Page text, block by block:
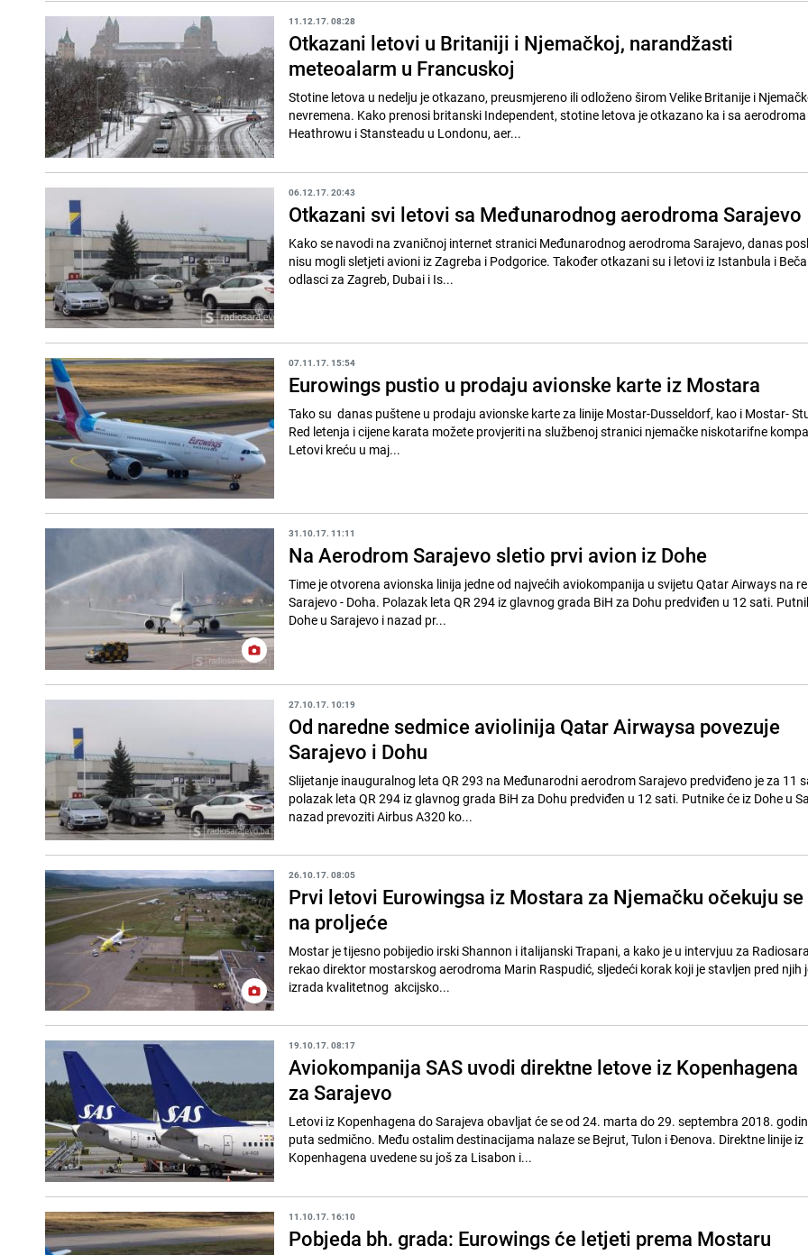
11.12.17. 08:28
Otkazani letovi u Britaniji i Njemačkoj, narandžasti
meteoalarm u Francuskoj
Stotine letova u nedelju je otkazano, preusmjereno ili odloženo širom Velike Britanije i
nevremena. Kako prenosi britanski Independent, stotine letova je otkazano ka i sa aerodroma
Heathrowu i Stansteadu u Londonu, aer...
06.12.17. 20:43
Otkazani svi letovi sa Međunarodnog aerodroma Sarajevo
Kako se navodi na zvaničnoj internet stranici Međunarodnog aerodroma Sarajevo, danas
nisu mogli sletjeti avioni iz Zagreba i Podgorice. Također otkazani su i letovi iz Istanbula i
odlasci za Zagreb, Dubai i Is...
07.11.17. 15:54
Eurowings pustio u prodaju avionske karte iz Mostara
Tako su danas puštene u prodaju avionske karte za linije Mostar-Dusseldorf, kao i Mostar-
Red letenja i cijene karata možete provjeriti na službenoj stranici njemačke niskotarifne
Letovi kreću u maj...
31.10.17. 11:11
Na Aerodrom Sarajevo sletio prvi avion iz Dohe
Time je otvorena avionska linija jedne od najvećih aviokompanija u svijetu Qatar Airways na
Sarajevo - Doha. Polazak leta QR 294 iz glavnog grada BiH za Dohu predviđen u 12 sati.
Dohe u Sarajevo i nazad pr...
27.10.17. 10:19
Od naredne sedmice aviolinija Qatar Airwaysa povezuje
Sarajevo i Dohu
Slijetanje inauguralnog leta QR 293 na Međunarodni aerodrom Sarajevo predviđeno je za 11
polazak leta QR 294 iz glavnog grada BiH za Dohu predviđen u 12 sati. Putnike će iz Dohe u
nazad prevoziti Airbus A320 ko...
26.10.17. 08:05
Prvi letovi Eurowingsa iz Mostara za Njemačku očekuju se
na proljeće
Mostar je tijesno pobijedio irski Shannon i italijanski Trapani, a kako je u intervjuu za
rekao direktor mostarskog aerodroma Marin Raspudić, sljedeći korak koji je stavljen pred njih
izrada kvalitetnog akcijsko...
19.10.17. 08:17
Aviokompanija SAS uvodi direktne letove iz Kopenhagena
za Sarajevo
Letovi iz Kopenhagena do Sarajeva obavljat će se od 24. marta do 29. septembra 2018.
puta sedmično. Među ostalim destinacijama nalaze se Bejrut, Tulon i Đenova. Direktne linije iz
Kopenhagena uvedene su još za Lisabon i...
11.10.17. 16:10
Pobjeda bh. grada: Eurowings će letjeti prema Mostaru